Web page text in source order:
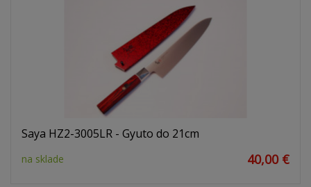
Saya HZ2-3005LR - Gyuto do 21cm
na sklade 40,00 €